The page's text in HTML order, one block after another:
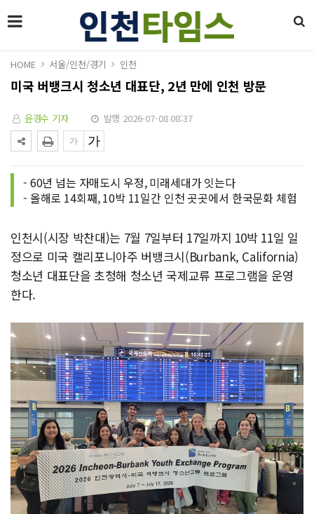
HOME 서울/인천/경기 인천
미국 버뱅크시 청소년 대표단, 2년 만에 인천 방문
윤경수 기자 발행 2026-07-08 08:37
- 60년 넘는 자매도시 우정, 미래세대가 잇는다
- 올해로 14회째, 10박 11일간 인천 곳곳에서 한국문화 체험
인천시(시장 박찬대)는 7월 7일부터 17일까지 10박 11일 일
정으로 미국 캘리포니아주 버뱅크시(Burbank, California)
청소년 대표단을 초청해 청소년 국제교류 프로그램을 운영
한다.